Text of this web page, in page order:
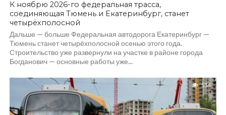
К ноябрю 2026-го федеральная трасса,
соединяющая Тюмень и Екатеринбург, станет
четырёхполосной
Дальше — больше Федеральная автодорога Екатеринбург —
Тюмень станет четырёхполосной осенью этого года.
Строительство уже развернули на участке в районе города
Богданович — основные работы уже...
534